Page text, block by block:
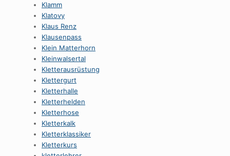
Klamm
Klatovy
Klaus Renz
Klausenpass
Klein Matterhorn
Kleinwalsertal
Kletterausrüstung
Klettergurt
Kletterhalle
Kletterhelden
Kletterhose
Kletterkalk
Kletterklassiker
Kletterkurs